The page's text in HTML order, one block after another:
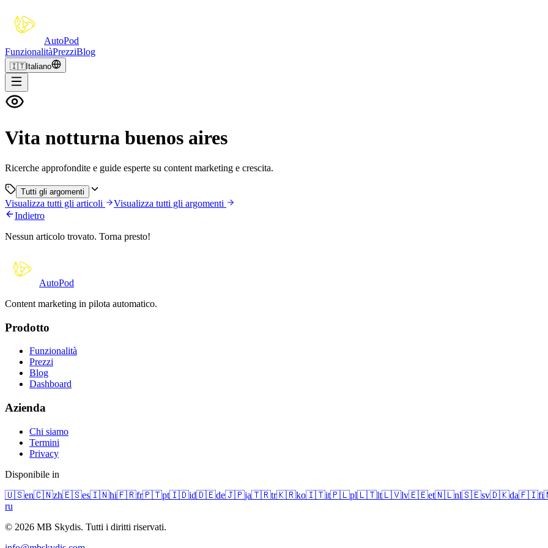
AutoPod
FunzionalitàPrezziBlog
🇮🇹Italiano
Vita notturna buenos aires
Ricerche approfondite e guide esperte su content marketing e crescita.
Tutti gli argomenti
Visualizza tutti gli articoli
Visualizza tutti gli argomenti
Indietro
Nessun articolo trovato. Torna presto!
AutoPod
Content marketing in pilota automatico.
Prodotto
Funzionalità
Prezzi
Blog
Dashboard
Azienda
Chi siamo
Termini
Privacy
Disponibile in
🇺🇸en🇨🇳zh🇪🇸es🇮🇳hi🇫🇷fr🇵🇹pt🇮🇩id🇩🇪de🇯🇵ja🇹🇷tr🇰🇷ko🇮🇹it🇵🇱pl🇱🇹lt🇱🇻lv🇪🇪et🇳🇱nl🇸🇪sv🇩🇰da🇫🇮fi
ru
© 2026 MB Skydis. Tutti i diritti riservati.